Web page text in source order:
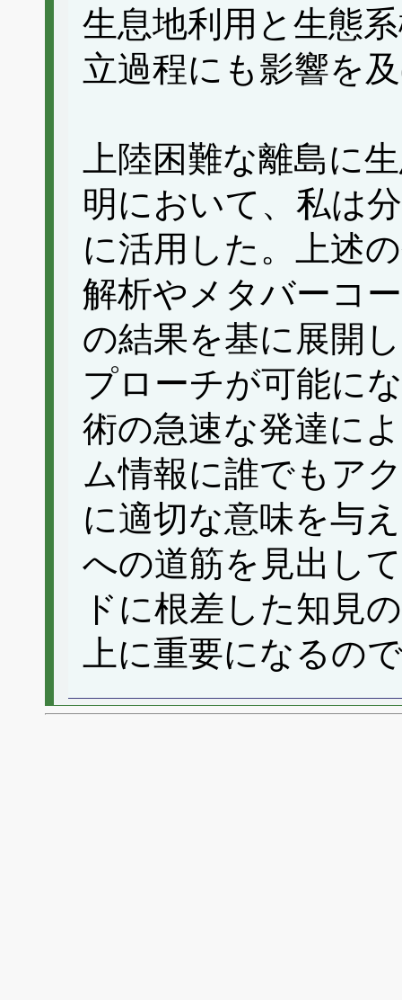
生息地利用と生態
立過程にも影響を
上陸困難な離島に
明において、私は
に活用した。上述
解析やメタバーコ
の結果を基に展開
プローチが可能に
術の急速な発達に
ム情報に誰でもア
に適切な意味を与
への道筋を見出し
ドに根差した知見
上に重要になるの